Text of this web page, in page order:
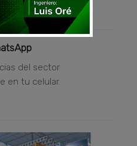
del sector
en tu celular.